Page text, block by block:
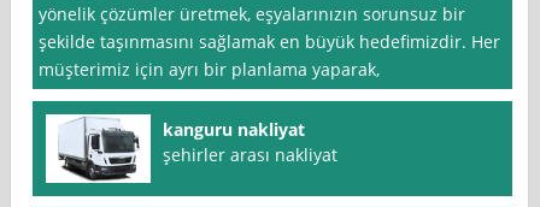
yönelik çözümler üretmek, eşyalarınızın sorunsuz bir
şekilde taşınmasını sağlamak en büyük hedefimizdir. Her
müşterimiz için ayrı bir planlama yaparak,
kanguru nakliyat
şehirler arası nakliyat